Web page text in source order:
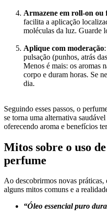
Armazene em roll‑on
facilita a aplicação
moléculas da luz. Guarde
Aplique com moderação
pulsação (punhos, atrás
Menos é mais: os aromas
corpo e duram horas. Se
dia.
Seguindo esses passos, o
se torna uma alternativa
oferecendo aroma e benefícios
Mitos sobre o uso
perfume
Ao descobrirmos novas práticas,
alguns mitos comuns e a
“Óleo essencial puro